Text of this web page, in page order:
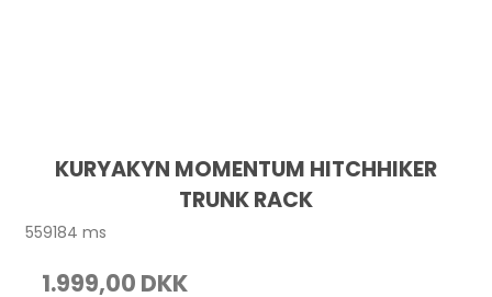
KURYAKYN MOMENTUM HITCHHIKER
TRUNK RACK
559184 ms
1.999,00 DKK